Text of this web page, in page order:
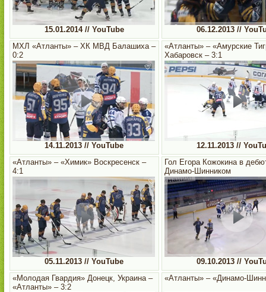
15.01.2014 // YouTube
06.12.2013 //
МХЛ «Атланты» – ХК МВД Балашиха –
0:2
14.11.2013 // YouTube
«Атланты» – «Амурские
Хабаровск – 3:1
12.11.2013 //
«Атланты» – «Химик» Воскресенск –
4:1
05.11.2013 // YouTube
Гол Егора Кожокина в
Динамо-Шинником
09.10.2013 //
«Молодая Гвардия» Донецк, Украина –
«Атланты» – 3:2
«Атланты» – «Динамо-